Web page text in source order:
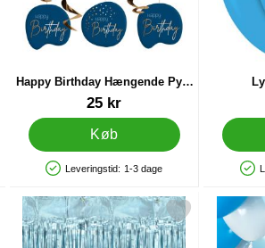
Happy Birthday Hængende Pynt
Mørkeblå
25 kr
Køb
Produkttilgængelighed: På lager
Leveringstid: 1-3 dage
som favorit
Markér party Forhæng Metallic Lyseblå